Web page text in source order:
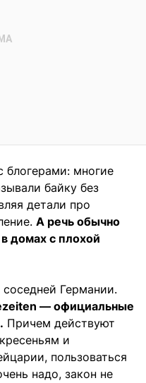
многие
байку без
детали про
А речь обычно
домах с плохой
Германии.
— официальные
Причем действуют
и
пользоваться
надо, закон не